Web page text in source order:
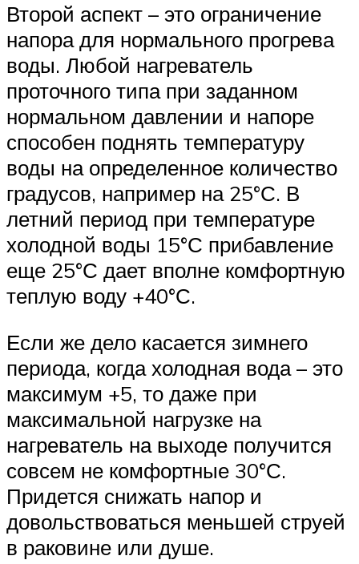
Второй аспект – это ограничение
напора для нормального прогрева
воды. Любой нагреватель
проточного типа при заданном
нормальном давлении и напоре
способен поднять температуру
воды на определенное количество
градусов, например на 25°С. В
летний период при температуре
холодной воды 15°С прибавление
еще 25°С дает вполне комфортную
теплую воду +40°С.
Если же дело касается зимнего
периода, когда холодная вода – это
максимум +5, то даже при
максимальной нагрузке на
нагреватель на выходе получится
совсем не комфортные 30°С.
Придется снижать напор и
довольствоваться меньшей струей
в раковине или душе.